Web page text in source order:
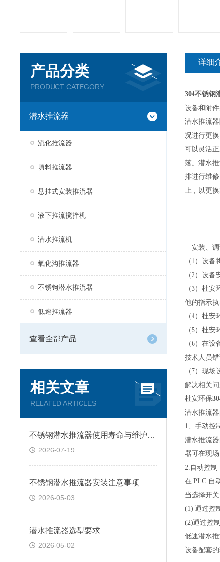
产品分类
PRODUCT CATEGORY
潜水推流器
流化推流器
填料推流器
悬挂式安装推流器
液下推流搅拌机
潜水推流机
氧化沟推流器
不锈钢潜水推流器
低速推流器
查看全部产品
相关文章
RELATED ARTICLES
不锈钢潜水推流器使用寿命与维护保养
2026-07-19
不锈钢潜水推流器安装注意事项
2026-05-03
潜水推流器选型要求
2026-05-02
详细
304不锈钢
设备和附
潜水推流
况进行更
可以灵活
落。 潜水
排进行维
上，以更
安装、
（1）设
（2）设
（3）杜
他的指示
（4）杜
（5）杜
（6）在
技术人员
（7）现
解决相关
杜安环保
潜水推流
1、手动控
潜水推流
器可在现
2. 自动控制
在 PLC 自
当选择开
(1) 通过控
(2)通过控
低速潜水
设备配套